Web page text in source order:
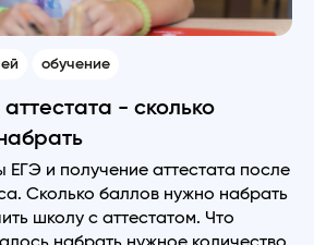
обучение
- сколько
ЕГЭ и получение аттестата после
Сколько баллов нужно набрать
школу с аттестатом. Что